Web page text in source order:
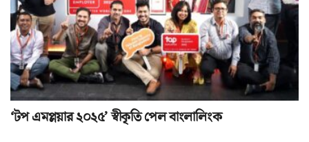
‘টপ এমপ্লয়ার ২০২৫’ স্বীকৃতি পেল বাংলালিংক